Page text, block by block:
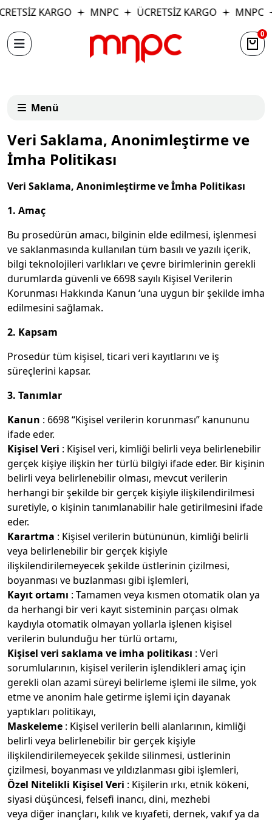
KARGO MNPC ÜCRETSİZ KARGO MNPC
0
Menü
Veri Saklama, Anonimleştirme ve
İmha Politikası
Veri Saklama, Anonimleştirme ve İmha Politikası
1. Amaç
Bu prosedürün amacı, bilginin elde edilmesi, işlenmesi
ve saklanmasında kullanılan tüm basılı ve yazılı içerik,
bilgi teknolojileri varlıkları ve çevre birimlerinin gerekli
durumlarda güvenli ve 6698 sayılı Kişisel Verilerin
Korunması Hakkında Kanun ‘una uygun bir şekilde imha
edilmesini sağlamak.
2. Kapsam
Prosedür tüm kişisel, ticari veri kayıtlarını ve iş
süreçlerini kapsar.
3. Tanımlar
Kanun : 6698 “Kişisel verilerin korunması” kanununu
ifade eder.
Kişisel Veri : Kişisel veri, kimliği belirli veya belirlenebilir
gerçek kişiye ilişkin her türlü bilgiyi ifade eder. Bir kişinin
belirli veya belirlenebilir olması, mevcut verilerin
herhangi bir şekilde bir gerçek kişiyle ilişkilendirilmesi
suretiyle, o kişinin tanımlanabilir hale getirilmesini ifade
eder.
Karartma : Kişisel verilerin bütününün, kimliği belirli
veya belirlenebilir bir gerçek kişiyle
ilişkilendirilemeyecek şekilde üstlerinin çizilmesi,
boyanması ve buzlanması gibi işlemleri,
Kayıt ortamı : Tamamen veya kısmen otomatik olan ya
da herhangi bir veri kayıt sisteminin parçası olmak
kaydıyla otomatik olmayan yollarla işlenen kişisel
verilerin bulunduğu her türlü ortamı,
Kişisel veri saklama ve imha politikası : Veri
sorumlularının, kişisel verilerin işlendikleri amaç için
gerekli olan azami süreyi belirleme işlemi ile silme, yok
etme ve anonim hale getirme işlemi için dayanak
yaptıkları politikayı,
Maskeleme : Kişisel verilerin belli alanlarının, kimliği
belirli veya belirlenebilir bir gerçek kişiyle
ilişkilendirilemeyecek şekilde silinmesi, üstlerinin
çizilmesi, boyanması ve yıldızlanması gibi işlemleri,
Özel Nitelikli Kişisel Veri : Kişilerin ırkı, etnik kökeni,
siyasi düşüncesi, felsefi inancı, dini, mezhebi
veya diğer inançları, kılık ve kıyafeti, dernek, vakıf ya da